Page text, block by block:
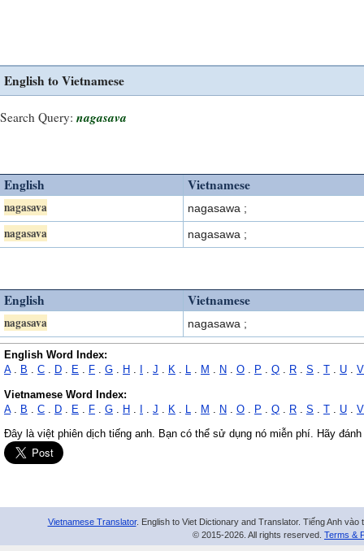
English to Vietnamese
Search Query: nagasava
English Vietnamese
nagasava nagasawa ;
nagasava nagasawa ;
English Vietnamese
nagasava nagasawa ;
English Word Index:
A. B . C . D . E . F . G . H . . J . K . L . M . N . O . P . Q . R . S . . U . V
Vietnamese Word Index:
A. B C D E F G H J K M N O P Q R S T U V
Đây là việt phiên dịch tiếng anh. Bạn có thể sử dụng nó miễn phí. Hãy
Vietnamese Translator. English to Viet Dictionary and Translator. Tiếng Anh
© 2015-2026. All rights reserved. Terms &